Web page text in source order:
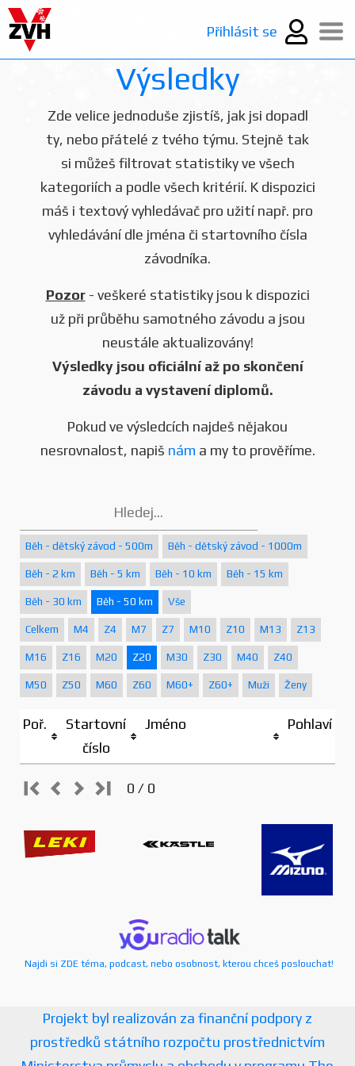
Přihlásit se
Výsledky
Zde velice jednoduše zjistíš, jak jsi dopadl
ty, nebo přátelé z tvého týmu. Stejně tak
si můžeš filtrovat statistiky ve všech
kategoriích a podle všech kritérií. K dispozici
máš i textový vyhledávač pro užití např. pro
vyhledávání dle jména či startovního čísla
závodníka.
Pozor- veškeré statistiky jsou k dispozici
už při průběhu samotného závodu a jsou
neustále aktualizovány!
Výsledky jsou oficiální až po skončení
závodu a vystavení diplomů.
Pokud ve výsledcích najdeš nějakou
nesrovnalost, napiš nám a my to prověříme.
Běh - dětský závod - 500m Běh - dětský závod - 1000m
Běh - 2 km Běh - 5 km Běh - 10 km Běh - 15 km
Běh - 30 km Běh - 50 km Vše
Celkem M4 Z4 M7 Z7 M10 Z10 M13 Z13
M16 Z16 M20 Z20 M30 Z30 M40 Z40
M50 Z50 M60 Z60 M60+ Z60+ Muži Ženy
Poř.
Startovní
číslo
Jméno Pohlaví
0 / 0
Najdi si ZDE téma, podcast, nebo osobnost, kterou chceš poslouchat!
Projekt byl realizován za finanční podpory z
prostředků státního rozpočtu prostřednictvím